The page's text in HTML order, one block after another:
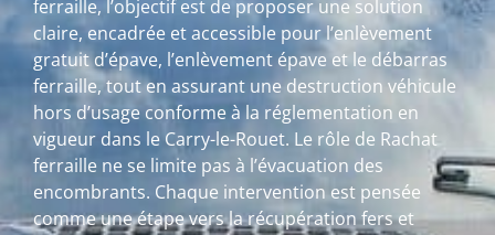
ferraille, l’objectif est de proposer une solution
claire, encadrée et accessible pour l’enlèvement
gratuit d’épave, l’enlèvement épave et le débarras
ferraille, tout en assurant une destruction véhicule
hors d’usage conforme à la réglementation en
vigueur dans le Carry-le-Rouet. Le rôle de Rachat
ferraille ne se limite pas à l’évacuation des
encombrants. Chaque intervention est pensée
comme une étape vers la récupération fers et